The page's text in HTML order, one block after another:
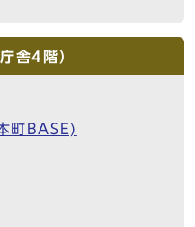
舎4階）
町BASE)